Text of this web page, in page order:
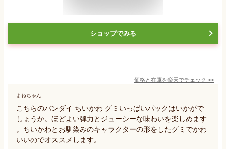
ショップでみる
価格と在庫を楽天でチェック >>
よねちゃん
こちらのバンダイ ちいかわ グミいっぱいパックはいかがで
しょうか。ほどよい弾力とジューシーな味わいを楽しめます
。ちいかわとお馴染みのキャラクターの形をしたグミでかわ
いいのでオススメします。